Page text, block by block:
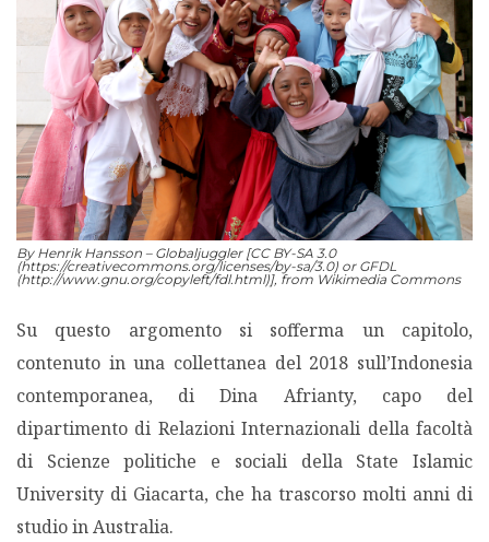
By Henrik Hansson – Globaljuggler [CC BY-SA 3.0
(https://creativecommons.org/licenses/by-sa/3.0) or GFDL
(http://www.gnu.org/copyleft/fdl.html)], from Wikimedia Commons
Su questo argomento si sofferma un capitolo,
contenuto in una collettanea del 2018 sull’Indonesia
contemporanea, di Dina Afrianty, capo del
dipartimento di Relazioni Internazionali della facoltà
di Scienze politiche e sociali della State Islamic
University di Giacarta, che ha trascorso molti anni di
studio in Australia.